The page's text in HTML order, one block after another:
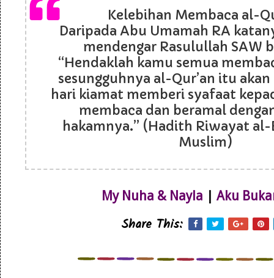
Kelebihan Membaca al-
Daripada Abu Umamah RA
mendengar Rasulullah SAW
“Hendaklah kamu semua
sesungguhnya al-Qur’an itu
hari kiamat memberi syafaat
membaca dan beramal
hakamnya.” (Hadith Riwayat
Muslim)
My Nuha & Nayla | Aku
Share This: